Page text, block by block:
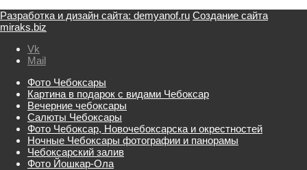
Разработка и дизайн сайта: demyanof.ru Создание сайта
miraks.biz
Vk
Mail
Фото Чебоксары
Картина в подарок с видами Чебоксар
Вечерние чебоксары
Салюты Чебоксары
Фото Чебоксар, Новочебоксарска и окрестностей
Ночные Чебоксары фотографии и панорамы
Чебоксарский залив
Фото Йошкар-Ола